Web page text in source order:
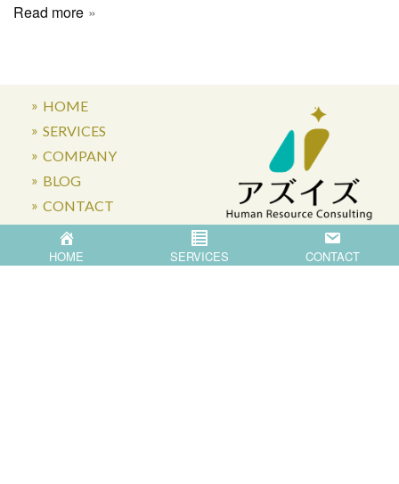
Read more
HOME
SERVICES
COMPANY
BLOG
CONTACT
〒871-0007 大分県中津市蛎瀬770
HOME SERVICES CONTACT